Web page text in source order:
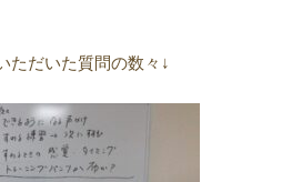
ただいた質問の数々↓